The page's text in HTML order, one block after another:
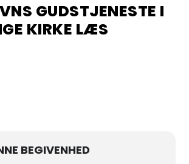
GUDSTJENESTE I
KIRKE LÆS
BEGIVENHED